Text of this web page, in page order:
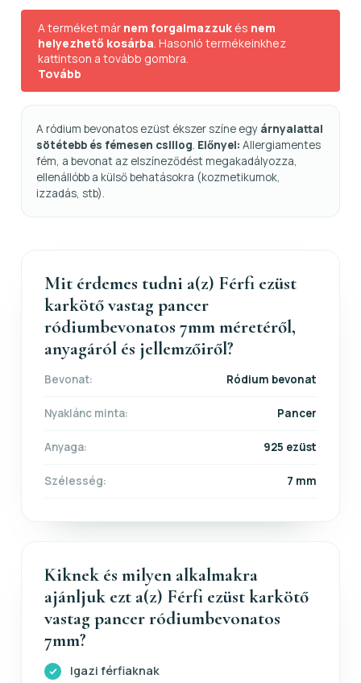
A terméket már nem forgalmazzuk és nem
helyezhető kosárba . Hasonló termékeinkhez
kattintson a tovább gombra.
Tovább
A ródium bevonatos ezüst ékszer színe egy árnyalattal
sötétebb és fémesen csillog. Előnyei: Allergiamentes
fém, a bevonat az elszíneződést megakadályozza,
ellenállóbb a külső behatásokra (kozmetikumok,
izzadás, stb).
Mit érdemes tudni a(z) Férfi ezüst
karkötő vastag pancer
ródiumbevonatos 7mm méretéről,
anyagáról és jellemzőiről?
Bevonat: Ródium bevonat
Nyaklánc minta: Pancer
Anyaga: 925 ezüst
Szélesség: 7 mm
Kiknek és milyen alkalmakra
ajánljuk ezt a(z) Férfi ezüst karkötő
vastag pancer ródiumbevonatos
7mm?
Igazi férfiaknak